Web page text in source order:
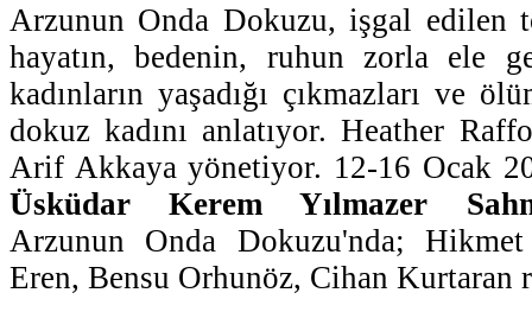
Arzunun Onda Dokuzu, işgal edilen
hayatın, bedenin, ruhun zorla ele
kadınların yaşadığı çıkmazları ve
dokuz kadını anlatıyor. Heather
Arif Akkaya yönetiyor. 12-16 Ocak
Üsküdar Kerem Yılmazer
Arzunun Onda Dokuzu'nda;
Eren, Bensu Orhunöz, Cihan Kurtaran